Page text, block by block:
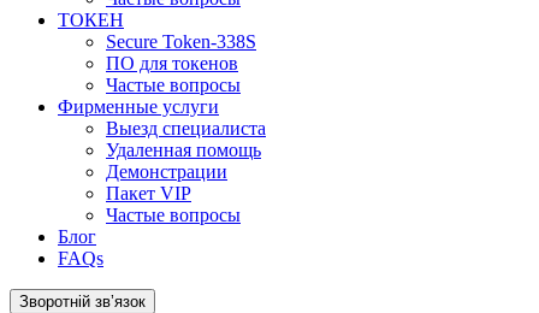
ТОКЕН
Secure Token-338S
ПО для токенов
Частые вопросы
Фирменные услуги
Выезд специалиста
Удаленная помощь
Демонстрации
Пакет VIP
Частые вопросы
Блог
FAQs
Зворотній звʼязок